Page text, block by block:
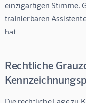
einzigartigen Stimme.
trainierbaren
hat.
Rechtliche
Die rechtliche Lage zu